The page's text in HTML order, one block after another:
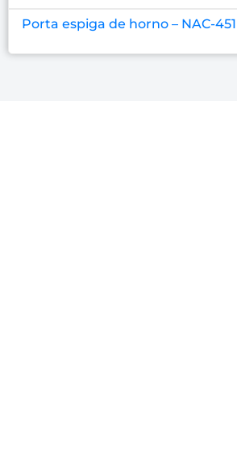
Porta espiga de horno – NAC-451